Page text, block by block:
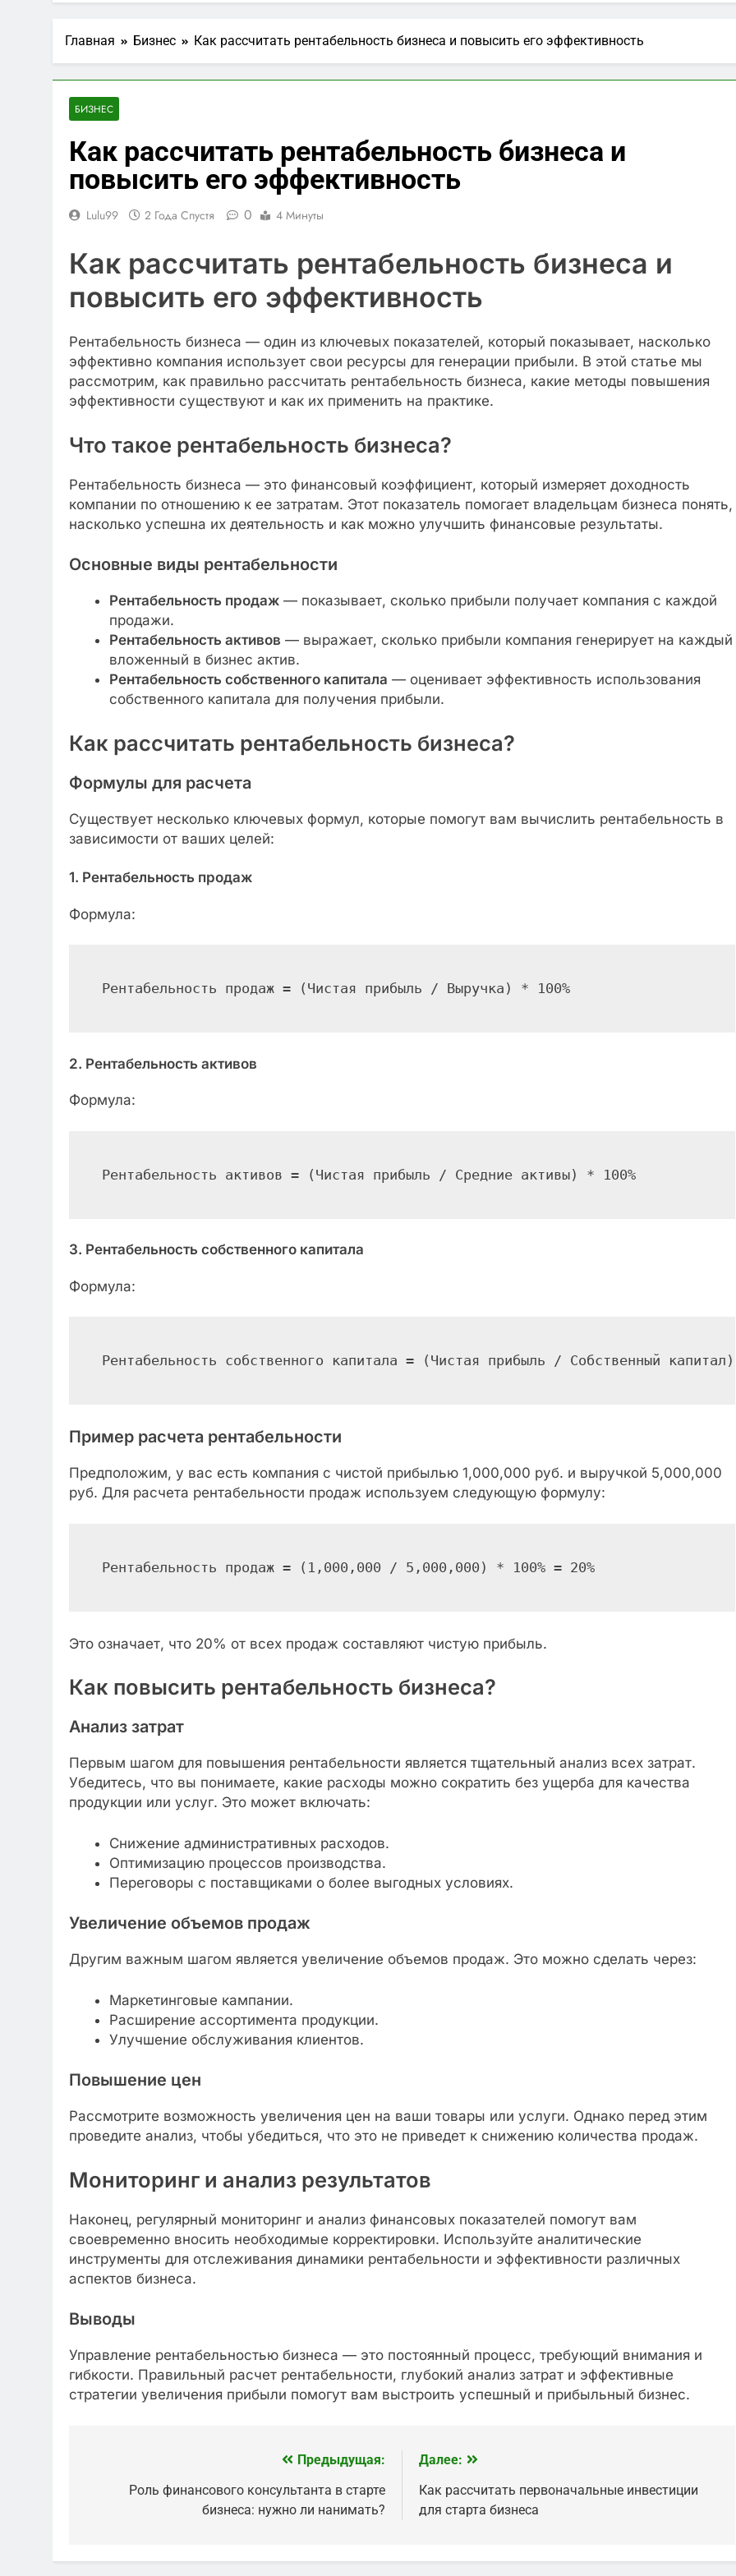
Официальный Telegram-канал Москвы: актуальные новости и важная
1 Год Спустя
Вклады в рублях на сегодня: выгодные предложения и тенденции
Искусство
Главная Бизнес Как рассчитать рентабельность бизнеса и повысить его эффективность
БИЗНЕС
Как рассчитать рентабельность бизнеса и
повысить его эффективность
Lulu99 2 Года Спустя 0 4 Минуты
Как рассчитать рентабельность бизнеса и
повысить его эффективность
Рентабельность бизнеса — один из ключевых показателей, который показывает, насколько
эффективно компания использует свои ресурсы для генерации прибыли. В этой статье мы
рассмотрим, как правильно рассчитать рентабельность бизнеса, какие методы повышения
эффективности существуют и как их применить на практике.
Что такое рентабельность бизнеса?
Рентабельность бизнеса — это финансовый коэффициент, который измеряет доходность
компании по отношению к ее затратам. Этот показатель помогает владельцам бизнеса понять,
насколько успешна их деятельность и как можно улучшить финансовые результаты.
Основные виды рентабельности
Рентабельность продаж— показывает, сколько прибыли получает компания с каждой
продажи.
Рентабельность активов — выражает, сколько прибыли компания генерирует на каждый
вложенный в бизнес актив.
Рентабельность собственного капитала — оценивает эффективность использования
собственного капитала для получения прибыли.
Как рассчитать рентабельность бизнеса?
Формулы для расчета
Существует несколько ключевых формул, которые помогут вам вычислить рентабельность в
зависимости от ваших целей:
1. Рентабельность продаж
Формула:
Рентабельность продаж = (Чистая прибыль / Выручка) * 100%
2. Рентабельность активов
Формула:
Рентабельность активов = (Чистая прибыль / Средние активы) * 100%
3. Рентабельность собственного капитала
Формула:
Рентабельность собственного капитала = (Чистая прибыль / Собственный капитал)
Пример расчета рентабельности
Предположим, у вас есть компания с чистой прибылью 1,000,000 руб. и выручкой 5,000,000
руб. Для расчета рентабельности продаж используем следующую формулу:
Рентабельность продаж = (1,000,000 / 5,000,000) * 100% = 20%
Это означает, что 20% от всех продаж составляют чистую прибыль.
Как повысить рентабельность бизнеса?
Анализ затрат
Первым шагом для повышения рентабельности является тщательный анализ всех затрат.
Убедитесь, что вы понимаете, какие расходы можно сократить без ущерба для качества
продукции или услуг. Это может включать:
Снижение административных расходов.
Оптимизацию процессов производства.
Переговоры с поставщиками о более выгодных условиях.
Увеличение объемов продаж
Другим важным шагом является увеличение объемов продаж. Это можно сделать через:
Маркетинговые кампании.
Расширение ассортимента продукции.
Улучшение обслуживания клиентов.
Повышение цен
Рассмотрите возможность увеличения цен на ваши товары или услуги. Однако перед этим
проведите анализ, чтобы убедиться, что это не приведет к снижению количества продаж.
Мониторинг и анализ результатов
Наконец, регулярный мониторинг и анализ финансовых показателей помогут вам
своевременно вносить необходимые корректировки. Используйте аналитические
инструменты для отслеживания динамики рентабельности и эффективности различных
аспектов бизнеса.
Выводы
Управление рентабельностью бизнеса — это постоянный процесс, требующий внимания и
гибкости. Правильный расчет рентабельности, глубокий анализ затрат и эффективные
стратегии увеличения прибыли помогут вам выстроить успешный и прибыльный бизнес.
Предыдущая:
Роль финансового консультанта в старте
бизнеса: нужно ли нанимать?
Далее:
Как рассчитать первоначальные инвестиции
для старта бизнеса